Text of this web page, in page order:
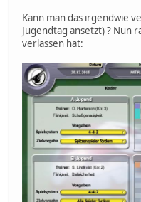
Kann man das irgendwie
Jugendtag ansetzt) ? Nun
verlassen hat: